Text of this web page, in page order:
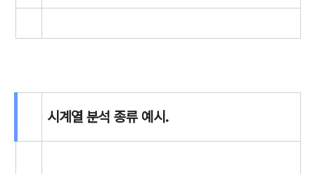
시계열 분석 종류 예시.